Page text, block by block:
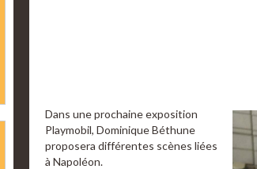
Dans une prochaine exposition
Playmobil, Dominique Béthune
proposera différentes scènes liées
à Napoléon.